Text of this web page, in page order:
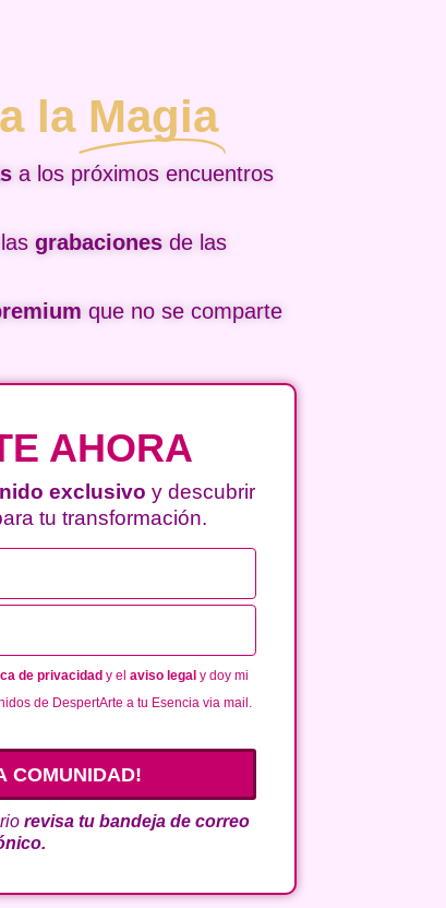
la Magia
a los próximos encuentros
grabaciones de las
que no se comparte
AHORA
exclusivoy descubrir
tu transformación.
de privacidady elaviso legal y doy mi
de DespertArte a tu Esencia via mail.
COMUNIDAD!
revisa tu bandeja de correo